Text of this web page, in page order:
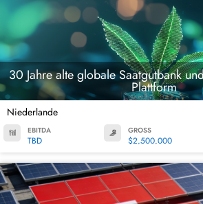
30 Jahre alte globale Saatgutbank
Plattform
Niederlande
EBITDA
TBD
GROSS
$2,500,000